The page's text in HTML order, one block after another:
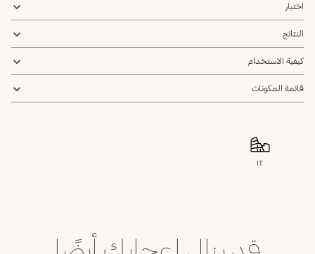
اختبار
النتائج
كيفية الاستخدام
قائمة المكونات
IT